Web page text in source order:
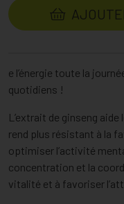
e l’énergie toute la
quotidiens !
L’extrait de ginseng
rend plus résistant à la
optimiser l’activité
concentration et la
vitalité et à favoriser